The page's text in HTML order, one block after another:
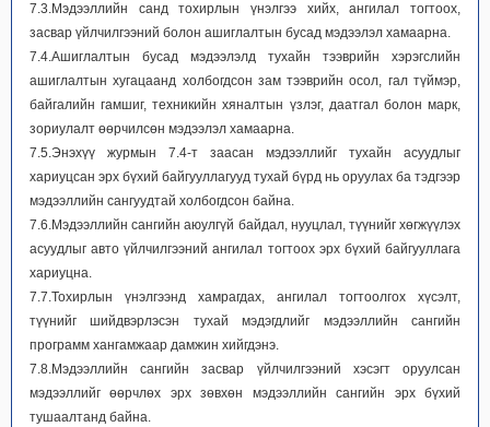
7.3.Мэдээллийн санд тохирлын үнэлгээ хийх, ангилал тогтоох,
засвар үйлчилгээний болон ашиглалтын бусад мэдээлэл хамаарна.
7.4.Ашиглалтын бусад мэдээлэлд тухайн тээврийн хэрэгслийн
ашиглалтын хугацаанд холбогдсон зам тээврийн осол, гал түймэр,
байгалийн гамшиг, техникийн хяналтын үзлэг, даатгал болон марк,
зориулалт өөрчилсөн мэдээлэл хамаарна.
7.5.Энэхүү журмын 7.4-т заасан мэдээллийг тухайн асуудлыг
хариуцсан эрх бүхий байгууллагууд тухай бүрд нь оруулах ба тэдгээр
мэдээллийн сангуудтай холбогдсон байна.
7.6.Мэдээллийн сангийн аюулгүй байдал, нууцлал, түүнийг хөгжүүлэх
асуудлыг авто үйлчилгээний ангилал тогтоох эрх бүхий байгууллага
хариуцна.
7.7.Тохирлын үнэлгээнд хамрагдах, ангилал тогтоолгох хүсэлт,
түүнийг шийдвэрлэсэн тухай мэдэгдлийг мэдээллийн сангийн
программ хангамжаар дамжин хийгдэнэ.
7.8.Мэдээллийн сангийн засвар үйлчилгээний хэсэгт оруулсан
мэдээллийг өөрчлөх эрх зөвхөн мэдээллийн сангийн эрх бүхий
тушаалтанд байна.